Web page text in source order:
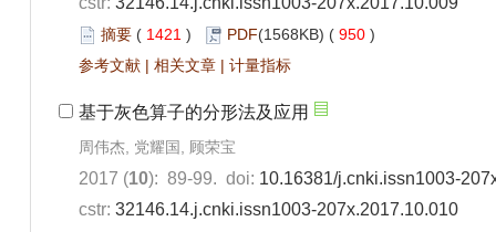
摘要 ( 1421 ) PDF(1568KB) ( 950 )
参考文献 | 相关文章 | 计量指标
基于灰色算子的分形法及应用
周伟杰, 党耀国, 顾荣宝
2017 (10): 89-99. doi: 10.16381/j.cnki.issn1003-
cstr: 32146.14.j.cnki.issn1003-207x.2017.10.010